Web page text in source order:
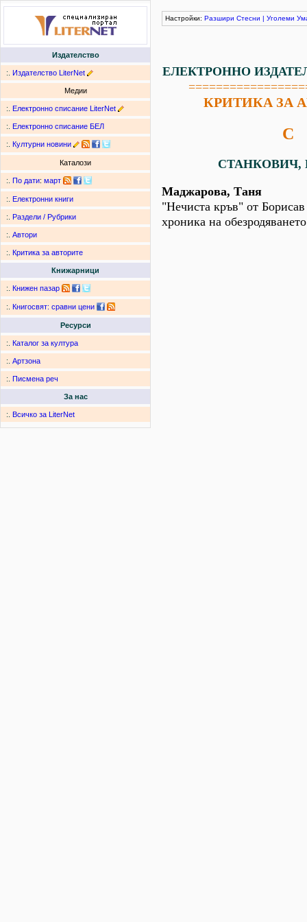
Издателство
:. Издателство LiterNet
Медии
:. Електронно списание LiterNet
:. Електронно списание БЕЛ
:. Културни новини
Каталози
:. По дати: март
:. Електронни книги
:. Раздели / Рубрики
:. Автори
:. Критика за авторите
Книжарници
:. Книжен пазар
:. Книгосвят: сравни цени
Ресурси
:. Каталог за култура
:. Артзона
:. Писмена реч
За нас
:. Всичко за LiterNet
Настройки: Разшири Стесни | Уголеми
ЕЛЕКТРОННО
КРИТИКА ЗА
С
СТАНКОВИЧ,
Маджарова, Таня
"Нечиста кръв" от
хроника на